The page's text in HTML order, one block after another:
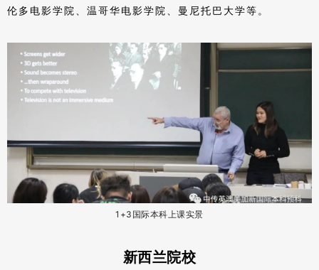
伦多电影学院、温哥华电影学院、曼尼托巴大学等。
1+3国际本科上课实景
新西兰院校